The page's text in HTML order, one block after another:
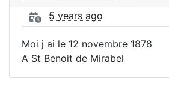
5 years ago
Moi j ai le 12 novembre 1878
A St Benoit de Mirabel